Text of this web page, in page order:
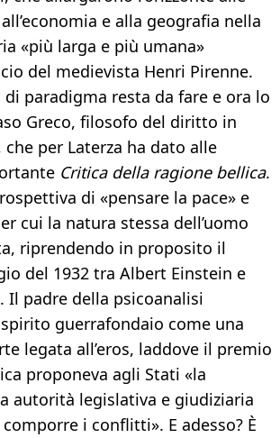
e alla geografia nella
«più larga e più umana»
del medievista Henri Pirenne.
paradigma resta da fare e ora lo
Greco, filosofo del diritto in
che per Laterza ha dato alle
Critica della ragione bellica.
di «pensare la pace» e
cui la natura stessa dell’uomo
riprendendo in proposito il
del 1932 tra Albert Einstein e
Il padre della psicoanalisi
guerrafondaio come una
legata all’eros, laddove il premio
proponeva agli Stati «la
autorità legislativa e giudiziaria
i conflitti». E adesso? È